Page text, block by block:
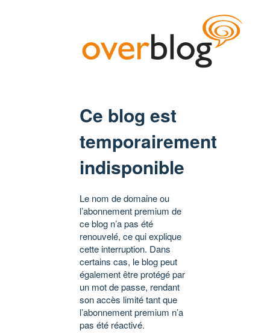
Ce blog est
temporairement
indisponible
Le nom de domaine ou
l’abonnement premium de
ce blog n’a pas été
renouvelé, ce qui explique
cette interruption. Dans
certains cas, le blog peut
également être protégé par
un mot de passe, rendant
son accès limité tant que
l’abonnement premium n’a
pas été réactivé.